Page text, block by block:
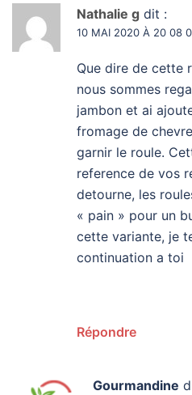
Nathalie g dit :
10 MAI 2020 À 20 08
Que dire de cette
nous sommes
jambon et ai
fromage de
garnir le roule.
reference de vos
detourne, les
« pain » pour un
cette variante, je
continuation a toi
Répondre
Gourmandine